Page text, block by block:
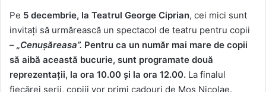
Pe 5 decembrie, la Teatrul George Ciprian, cei mici sunt
invitați să urmărească un spectacol de teatru pentru copii
– „Cenușăreasa”. Pentru ca un număr mai mare de copii
să aibă această bucurie, sunt programate două
reprezentații, la ora 10.00 și la ora 12.00. La finalul
fiecărei serii, copiii vor primi cadouri de Moș Nicolae.